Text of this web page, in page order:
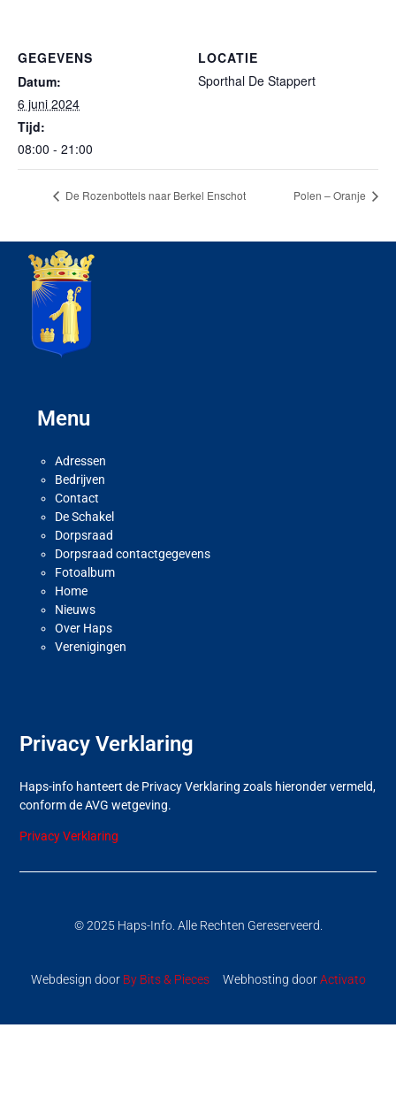
GEGEVENS
Datum:
6 juni 2024
Tijd:
08:00 - 21:00
LOCATIE
Sporthal De Stappert
De Rozenbottels naar Berkel Enschot Polen – Oranje
Menu
Adressen
Bedrijven
Contact
De Schakel
Dorpsraad
Dorpsraad contactgegevens
Fotoalbum
Home
Nieuws
Over Haps
Verenigingen
Privacy Verklaring
Haps-info hanteert de Privacy Verklaring zoals hieronder vermeld,
conform de AVG wetgeving.
Privacy Verklaring
© 2025 Haps-Info. Alle Rechten Gereserveerd.
Webdesign door By Bits & PiecesWebhosting doorActivato